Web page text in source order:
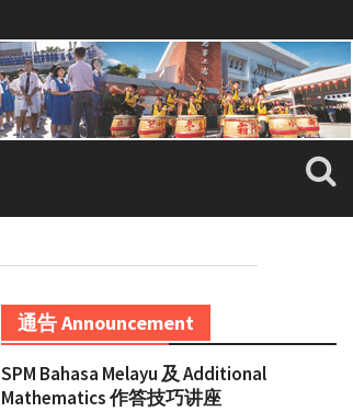
通告 Announcement
SPM Bahasa Melayu 及 Additional
Mathematics 作答技巧讲座